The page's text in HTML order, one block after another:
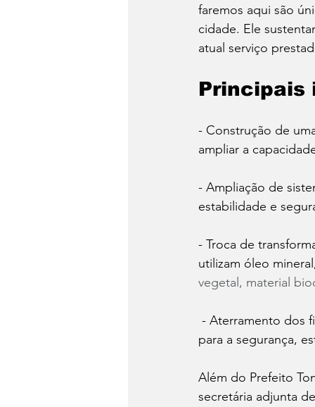
faremos aqui são
cidade. Ele
atual serviço
Principais
- Construção de
ampliar a
- Ampliação de
estabilidade e
- Troca de
utilizam óleo
vegetal, material
- Aterramento dos
para a segurança,
Além do Prefeito
secretária adjunta